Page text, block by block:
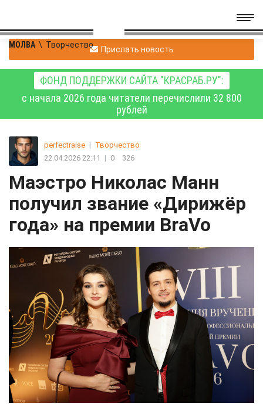
МОЛВА \ Творчество Прислать новость
ФОНД ПОДДЕРЖКИ САЙТА "КРАСРАБ.РУ":
с начала 2026 года читатели перечислили 32 800
рублей
perfectraise | Творчество
22.04.2026 22:11
| 0 326
Маэстро Николас Манн
получил звание «Дирижёр
года» на премии BraVo